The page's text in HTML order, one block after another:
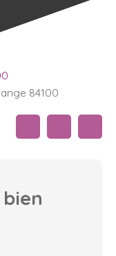
84100